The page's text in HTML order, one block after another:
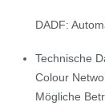
DADF:
Technische
Colour
Mögliche